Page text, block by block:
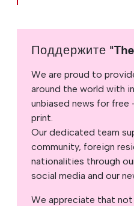
Поддержите
We are proud to
around the world with
unbiased news for free
print.
Our dedicated team
community, foreign
nationalities through
social media and our
We appreciate that